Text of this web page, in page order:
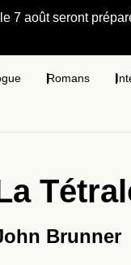
7 août seront
Romans
Brunner